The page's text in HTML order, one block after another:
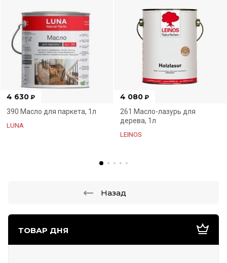
ТОВАР ДНЯ
4 630 ₽
390 Масло для паркета, 1л
LUNA
4 080 ₽
261 Масло-лазурь для
дерева, 1л
LEINOS
Назад